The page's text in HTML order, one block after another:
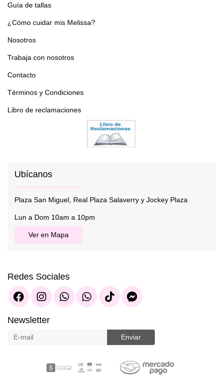
Guía de tallas
¿Cómo cuidar mis Melissa?
Nosotros
Trabaja con nosotros
Contacto
Términos y Condiciones
Libro de reclamaciones
Ubícanos
Plaza San Miguel, Real Plaza Salaverry y Jockey Plaza
Lun a Dom 10am a 10pm
Ver en Mapa
Redes Sociales
Newsletter
Enviar